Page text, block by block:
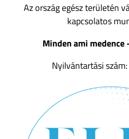
Az ország egész területén
kapcsolatos
Minden ami medence
Nyilvántartási